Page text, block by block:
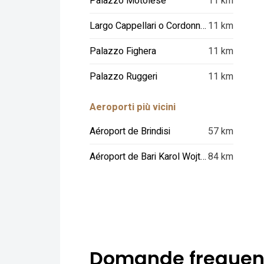
Largo Cappellari o Cordonnello 11 km
Palazzo Fighera
11 km
Palazzo Ruggeri
11 km
Aeroporti più vicini
Aéroport de Brindisi
57 km
Aéroport de Bari Karol Wojtyla84 km
Domande